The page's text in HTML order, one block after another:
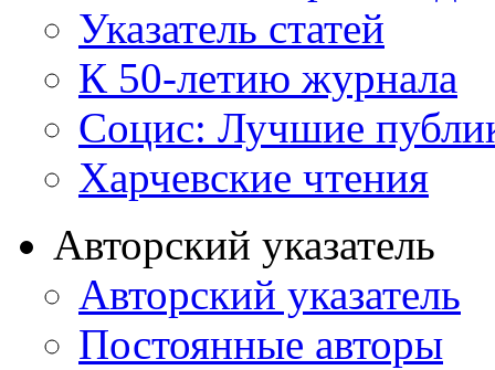
Указатель статей
К 50-летию журнала
Социс: Лучшие
Харчевские чтения
Авторский указатель
Авторский указатель
Постоянные авторы